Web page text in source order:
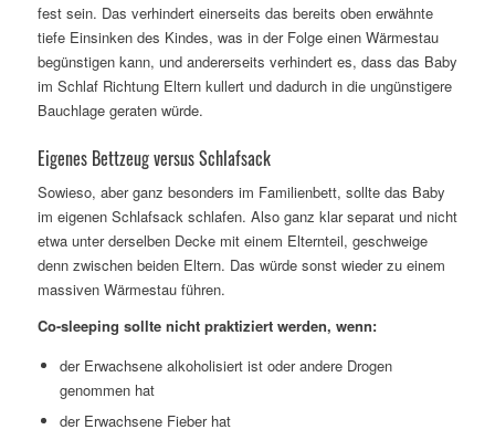
fest sein. Das verhindert einerseits das bereits oben erwähnte
tiefe Einsinken des Kindes, was in der Folge einen Wärmestau
begünstigen kann, und andererseits verhindert es, dass das Baby
im Schlaf Richtung Eltern kullert und dadurch in die ungünstigere
Bauchlage geraten würde.
Eigenes Bettzeug versus Schlafsack
Sowieso, aber ganz besonders im Familienbett, sollte das Baby
im eigenen Schlafsack schlafen. Also ganz klar separat und nicht
etwa unter derselben Decke mit einem Elternteil, geschweige
denn zwischen beiden Eltern. Das würde sonst wieder zu einem
massiven Wärmestau führen.
Co-sleeping sollte nicht praktiziert werden, wenn:
der Erwachsene alkoholisiert ist oder andere Drogen
genommen hat
der Erwachsene Fieber hat